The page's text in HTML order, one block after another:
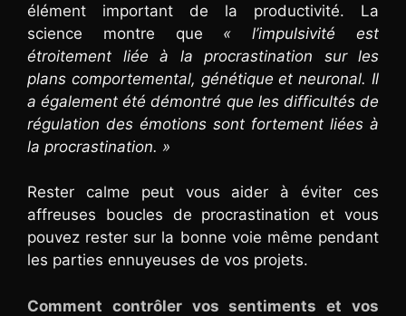
élément important de la productivité. La
science montre que « l’impulsivité est
étroitement liée à la procrastination sur les
plans comportemental, génétique et neuronal. Il
a également été démontré que les difficultés de
régulation des émotions sont fortement liées à
la procrastination. »
Rester calme peut vous aider à éviter ces
affreuses boucles de procrastination et vous
pouvez rester sur la bonne voie même pendant
les parties ennuyeuses de vos projets.
Comment contrôler vos sentiments et vos